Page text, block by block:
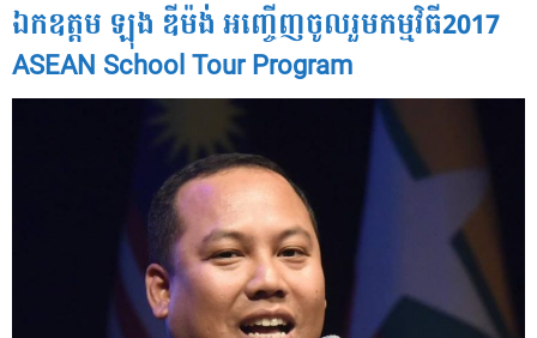
ឯកឧត្តម ឡុង ឌីម៉ង់ អញ្ចើញចូលរួមកម្មវិធី2017
ASEAN School Tour Program